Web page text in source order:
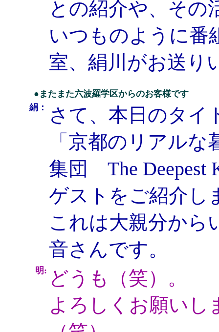
との紹介や、その
いつものように番
室、絹川がお送り
●またまた六波羅学区からのお客様です
絹：
さて、本日のタイ
「京都のリアル
集団 The Deepest
ゲストをご紹介し
これは大親分から
音さんです。
明: どうも（笑）。
よろしくお願いし